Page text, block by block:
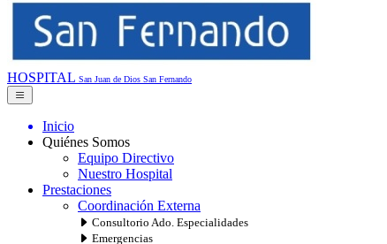
HOSPITAL San Juan de Dios San Fernando
Inicio
Quiénes Somos
Equipo Directivo
Nuestro Hospital
Prestaciones
Coordinación Externa
Consultorio Ado. Especialidades
Emergencias